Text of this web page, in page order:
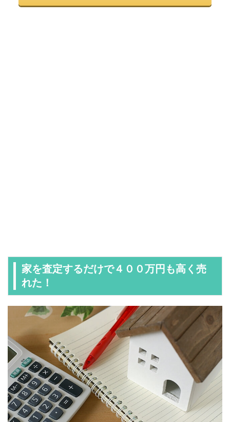
家を査定するだけで４００万円も高く売
れた！